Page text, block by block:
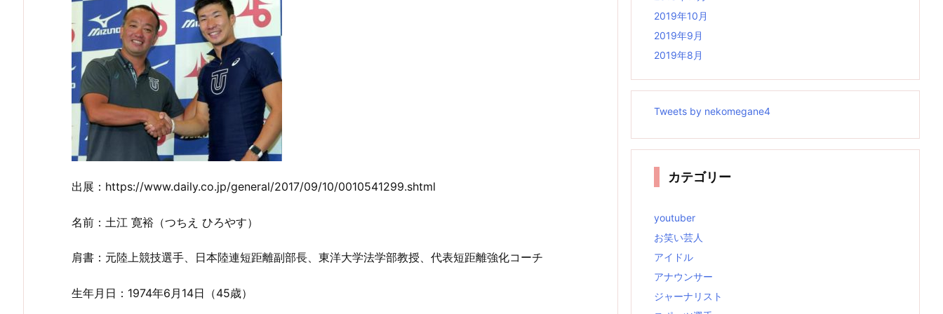
出展：https://www.daily.co.jp/general/2017/09/10/0010541299.shtml
名前：土江 寛裕（つちえ ひろやす）
肩書：元陸上競技選手、日本陸連短距離副部長、東洋大学法学部教授、代表短距離強化コーチ
生年月日：1974年6月14日（45歳）
2019年10月
2019年9月
2019年8月
Tweets by nekomegane4
カテゴリー
youtuber
お笑い芸人
アイドル
アナウンサー
ジャーナリスト